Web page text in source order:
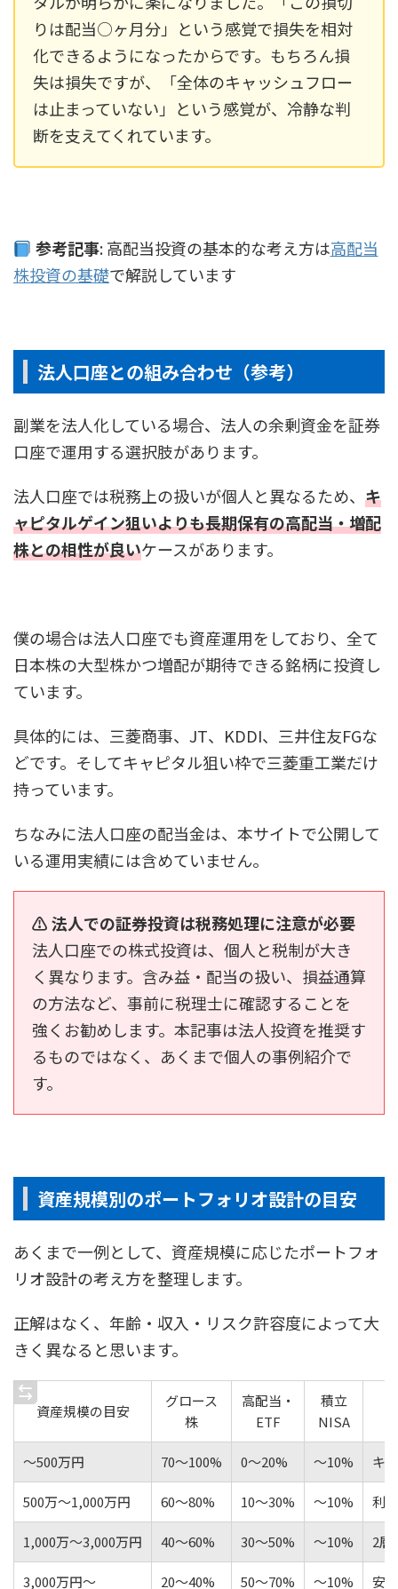
りは配当○ヶ月分」という感覚で損失を相対
化できるようになったからです。もちろん損
失は損失ですが、「全体のキャッシュフロー
は止まっていない」という感覚が、冷静な判
断を支えてくれています。
参考記事: 高配当投資の基本的な考え方は高配当
株投資の基礎で解説しています
法人口座との組み合わせ（参考）
副業を法人化している場合、法人の余剰資金を証券
口座で運用する選択肢があります。
法人口座では税務上の扱いが個人と異なるため、 キ
ャピタルゲイン狙いよりも長期保有の高配当・増配
株との相性が良いケースがあります。
僕の場合は法人口座でも資産運用をしており、全て
日本株の大型株かつ増配が期待できる銘柄に投資し
ています。
具体的には、三菱商事、JT、KDDI、三井住友FGな
どです。そしてキャピタル狙い枠で三菱重工業だけ
持っています。
ちなみに法人口座の配当金は、本サイトで公開して
いる運用実績には含めていません。
⚠ 法人での証券投資は税務処理に注意が必要
法人口座での株式投資は、個人と税制が大き
く異なります。含み益・配当の扱い、損益通算
の方法など、事前に税理士に確認することを
強くお勧めします。本記事は法人投資を推奨す
るものではなく、あくまで個人の事例紹介で
す。
資産規模別のポートフォリオ設計の目安
あくまで一例として、資産規模に応じたポートフォ
リオ設計の考え方を整理します。
正解はなく、年齢・収入・リスク許容度によって大
きく異なると思います。
資産規模の目安
グロース
株
高配当・
ETF
積立
NISA
〜500万円 70〜100% 0〜20% 〜10% キ
500万〜1,000万円 60〜80% 10〜30% 〜10% 利
1,000万〜3,000万円 40〜60% 30〜50% 〜10% 2層
3,000万円〜 20〜40% 50〜70% 〜10% 安